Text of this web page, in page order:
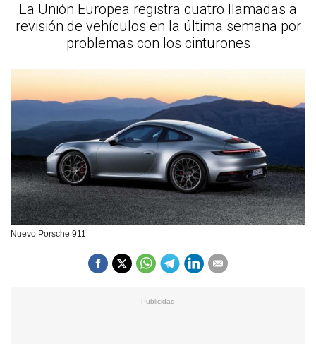
La Unión Europea registra cuatro llamadas a
revisión de vehículos en la última semana por
problemas con los cinturones
Nuevo Porsche 911